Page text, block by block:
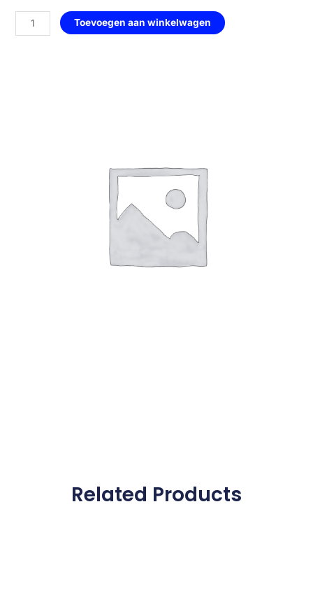
Basic
Roos
Toevoegen aan winkelwagen
Related Products